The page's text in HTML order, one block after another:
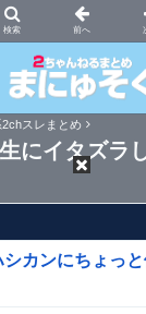
2chまとめニュー
スレまとめ
にイタズラ
シカンにちょっ